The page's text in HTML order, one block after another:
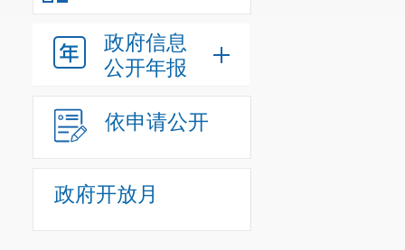
政府信息
公开年报
依申请公开
政府开放月